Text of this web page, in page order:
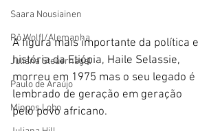
Saara Nousiainen
Rô Wolfl/Alemanha
Juliana Steuernagel
Paulo de Araújo
Mingos Lobo
A figura mais importante da política e
história da Etiópia, Haile Selassie,
morreu em 1975 mas o seu legado é
lembrado de geração em geração
pelo povo africano.